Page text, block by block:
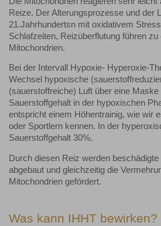
Reize. Der Alterungsprozesse und der
21.Jahrhundertsn mit oxidativem
Schlafzeiten, Reizüberflutung führen
Mitochondrien.
Bei der Intervall Hypoxie- Hyperoxie-
Wechsel hypoxische
(sauerstoffreiche) Luft über eine
Sauerstoffgehalt in der hypoxischen
entspricht einem Höhentrainig, wie wir
oder Sportlern kennen. In der
Sauerstoffgehalt 30%.
Durch diesen Reiz werden
abgebaut und gleichzeitig die
Mitochondrien gefördert.
Was kann IHHT bewirken?